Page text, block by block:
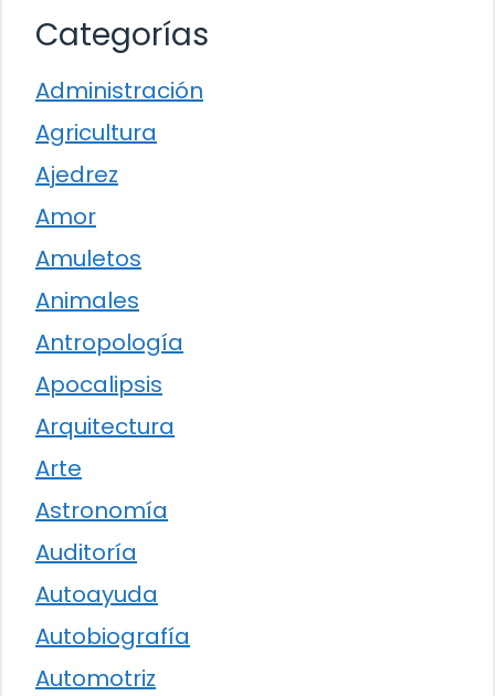
Categorías
Administración
Agricultura
Ajedrez
Amor
Amuletos
Animales
Antropología
Apocalipsis
Arquitectura
Arte
Astronomía
Auditoría
Autoayuda
Autobiografía
Automotriz